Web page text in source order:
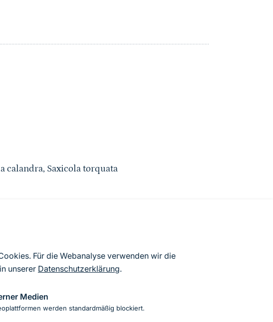
Für die Webanalyse verwenden wir die
unserer Datenschutzerklärung.
Medien
werden standardmäßig blockiert.
Saxicola torquata
Standarddatenbögen Deutschlands (Stand:
die zur Veröffentlichung freigegebenen